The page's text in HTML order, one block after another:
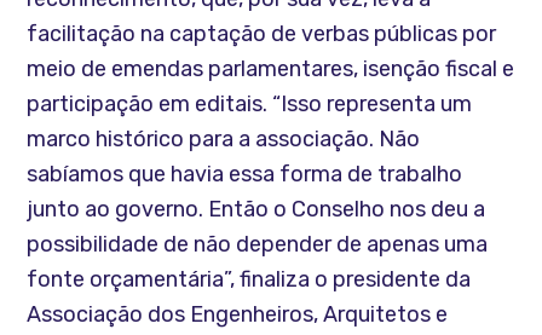
facilitação na captação de verbas públicas por
meio de emendas parlamentares, isenção fiscal e
participação em editais. “Isso representa um
marco histórico para a associação. Não
sabíamos que havia essa forma de trabalho
junto ao governo. Então o Conselho nos deu a
possibilidade de não depender de apenas uma
fonte orçamentária”, finaliza o presidente da
Associação dos Engenheiros, Arquitetos e